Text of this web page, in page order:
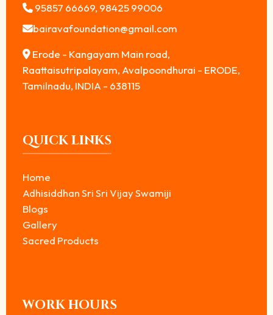
95857 66669, 98425 99006
bairavafoundation@gmail.com
Erode - Kangayam Main road,
Raattaisutripalayam, Avalpoondhurai - ERODE,
Tamilnadu, INDIA - 638115
QUICK LINKS
Home
Adhisiddhan Sri Sri Vijay Swamiji
Blogs
Gallery
Sacred Products
WORK HOURS